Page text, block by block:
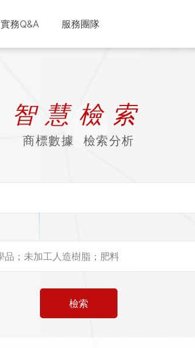
實務Q&A 服務團隊
實務Q&A
智慧檢索
商標數據 檢索分析
檢索